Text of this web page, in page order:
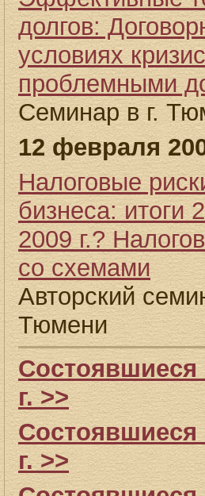
долгов:
условиях
проблемными
Семинар в г.
12 февраля
Налоговые
бизнеса: итоги
2009 г.?
со схемами
Авторский
Тюмени
Состоявшиеся
г. >>
Состоявшиеся
г. >>